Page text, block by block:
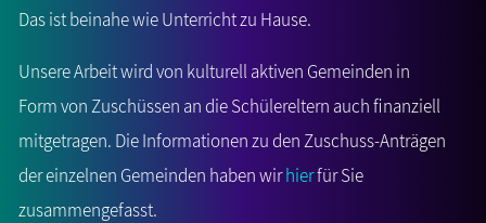
Das ist beinahe wie Unterricht zu Hause.
Unsere Arbeit wird von kulturell aktiven Gemeinden in
Form von Zuschüssen an die Schülereltern auch finanziell
mitgetragen. Die Informationen zu den Zuschuss-Anträgen
der einzelnen Gemeinden haben wirhierfür Sie
zusammengefasst.